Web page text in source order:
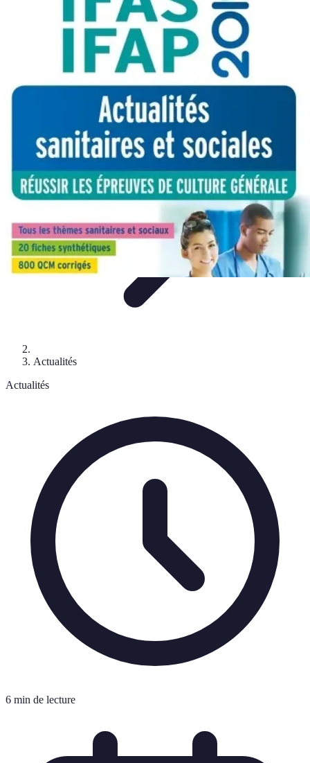
Actualités et RésultatsActualitésÉquipes et
Compétitions
Volley Actu
Actualités
Actualités
6 min de lecture